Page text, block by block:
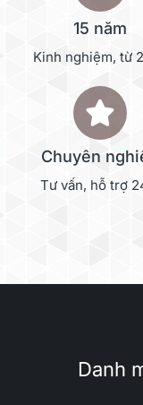
15 năm
Kinh nghiệm, từ
Chuyên
Tư vấn, hỗ trợ
Danh